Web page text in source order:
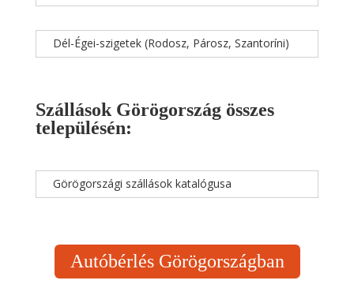
Dél-Égei-szigetek (Rodosz, Párosz, Szantoríni)
Szállások Görögország összes
településén:
Görögországi szállások katalógusa
Autóbérlés Görögországban